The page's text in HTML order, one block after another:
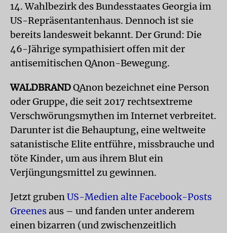
14. Wahlbezirk des Bundesstaates Georgia im
US-Repräsentantenhaus. Dennoch ist sie
bereits landesweit bekannt. Der Grund: Die
46-Jährige sympathisiert offen mit der
antisemitischen QAnon-Bewegung.
WALDBRANDQAnon bezeichnet eine Person
oder Gruppe, die seit 2017 rechtsextreme
Verschwörungsmythen im Internet verbreitet.
Darunter ist die Behauptung, eine weltweite
satanistische Elite entführe, missbrauche und
töte Kinder, um aus ihrem Blut ein
Verjüngungsmittel zu gewinnen.
Jetzt grubenUS-Medien alte Facebook-Posts
Greenesaus – und fanden unter anderem
einen bizarren (und zwischenzeitlich